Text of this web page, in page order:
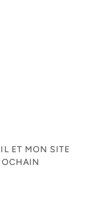
ET MON SITE